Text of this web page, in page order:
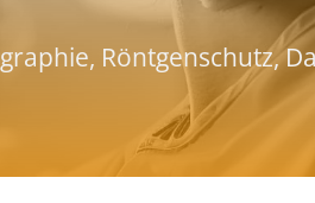
Röntgenschutz,